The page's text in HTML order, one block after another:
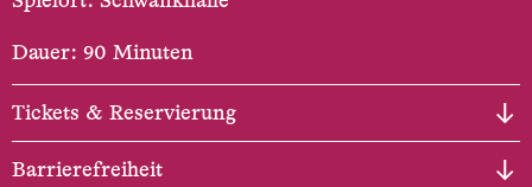
Dauer: 90 Minuten
Tickets & Reservierung
Barrierefreiheit